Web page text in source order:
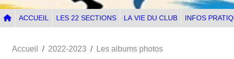
ACCUEIL LES 22 SECTIONS LA VIE DU CLUB INFOS
Accueil 2022-2023 Les albums photos